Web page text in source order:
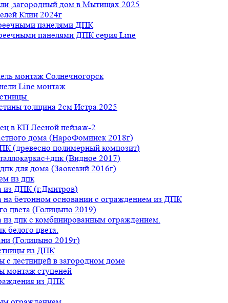
,загородный дом в Мытищах 2025
Клин 2024г
панелями ДПК
панелями ДПК серия Line
монтаж Солнечногорск
Line монтаж
толщина 2см Истра.2025
в КП Лесной пейзаж-2
дома (НароФоминск 2018г)
(древесно полимерный композит)
(Видное 2017)
для дома (Заокский 2016г)
из дпк
из ДПК (г.Дмитров)
на бетонном основании с ограждением из ДПК
цвета (Голицыно 2019)
из дпк с комбинированным ограждением.
белого цвета.
(Голицыно 2019г)
из ДПК
с лестницей в загородном доме
монтаж ступеней
из ДПК